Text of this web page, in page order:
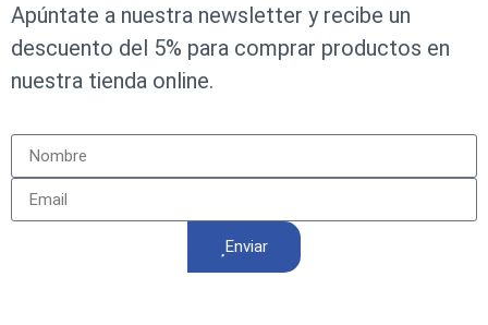
Apúntate a nuestra newsletter y recibe un
descuento del 5% para comprar productos en
nuestra tienda online.
Enviar